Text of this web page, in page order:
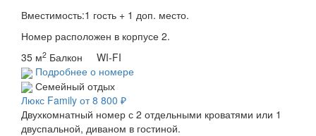
Вместимость:1 гость + 1 доп. место.
Номер расположен в корпусе 2.
35 м2 Балкон WI-FI
Подробнее о номере
Семейный отдых
Люкс Family от 8 800 ₽
Двухкомнатный номер с 2 отдельными кроватями или 1
двуспальной, диваном в гостиной.